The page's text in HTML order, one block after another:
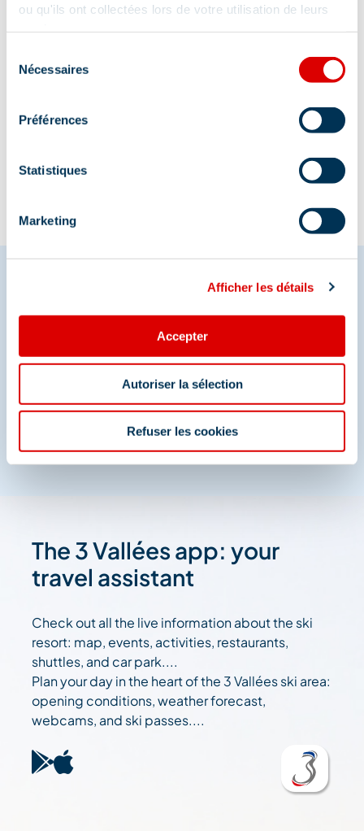
ou qu'ils ont collectées lors de votre utilisation de leurs
Nécessaires
Préférences
Statistiques
Marketing
Afficher les détails
Accepter
Autoriser la sélection
Refuser les cookies
Share your moments in
Méribel
And join us on social media
The 3 Vallées app: your
travel assistant
Check out all the live information about the ski
resort: map, events, activities, restaurants,
shuttles, and car park....
Plan your day in the heart of the 3 Vallées ski area:
opening conditions, weather forecast,
webcams, and ski passes....